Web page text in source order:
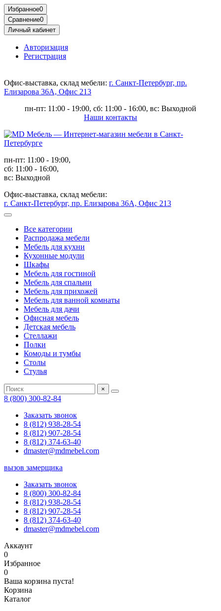
Избранное0
Сравнение0
Личный кабинет
Авторизация
Регистрация
Офис-выставка, склад мебели: г. Санкт-Петербург, пр.
Елизарова 36А, Офис 213
пн-пт: 11:00 - 19:00, сб: 11:00 - 16:00, вс: Выходной
Наши контакты
пн-пт: 11:00 - 19:00,
сб: 11:00 - 16:00,
вс: Выходной
Офис-выставка, склад мебели:
г. Санкт-Петербург, пр. Елизарова 36А, Офис 213
Все категории
Распродажа мебели
Мебель для кухни
Кухонные модули
Шкафы
Мебель для гостиной
Мебель для спальни
Мебель для прихожей
Мебель для ванной комнаты
Мебель для дачи
Офисная мебель
Детская мебель
Стеллажи
Полки
Комоды и тумбы
Столы
Стулья
×
8 (800) 300-82-84
Заказать звонок
8 (812) 938-28-54
8 (812) 907-28-54
8 (812) 374-63-40
dmaster@mdmebel.com
вызов замерщика
Заказать звонок
8 (800) 300-82-84
8 (812) 938-28-54
8 (812) 907-28-54
8 (812) 374-63-40
dmaster@mdmebel.com
Аккаунт
0
Избранное
0
Ваша корзина пуста!
Корзина
Каталог